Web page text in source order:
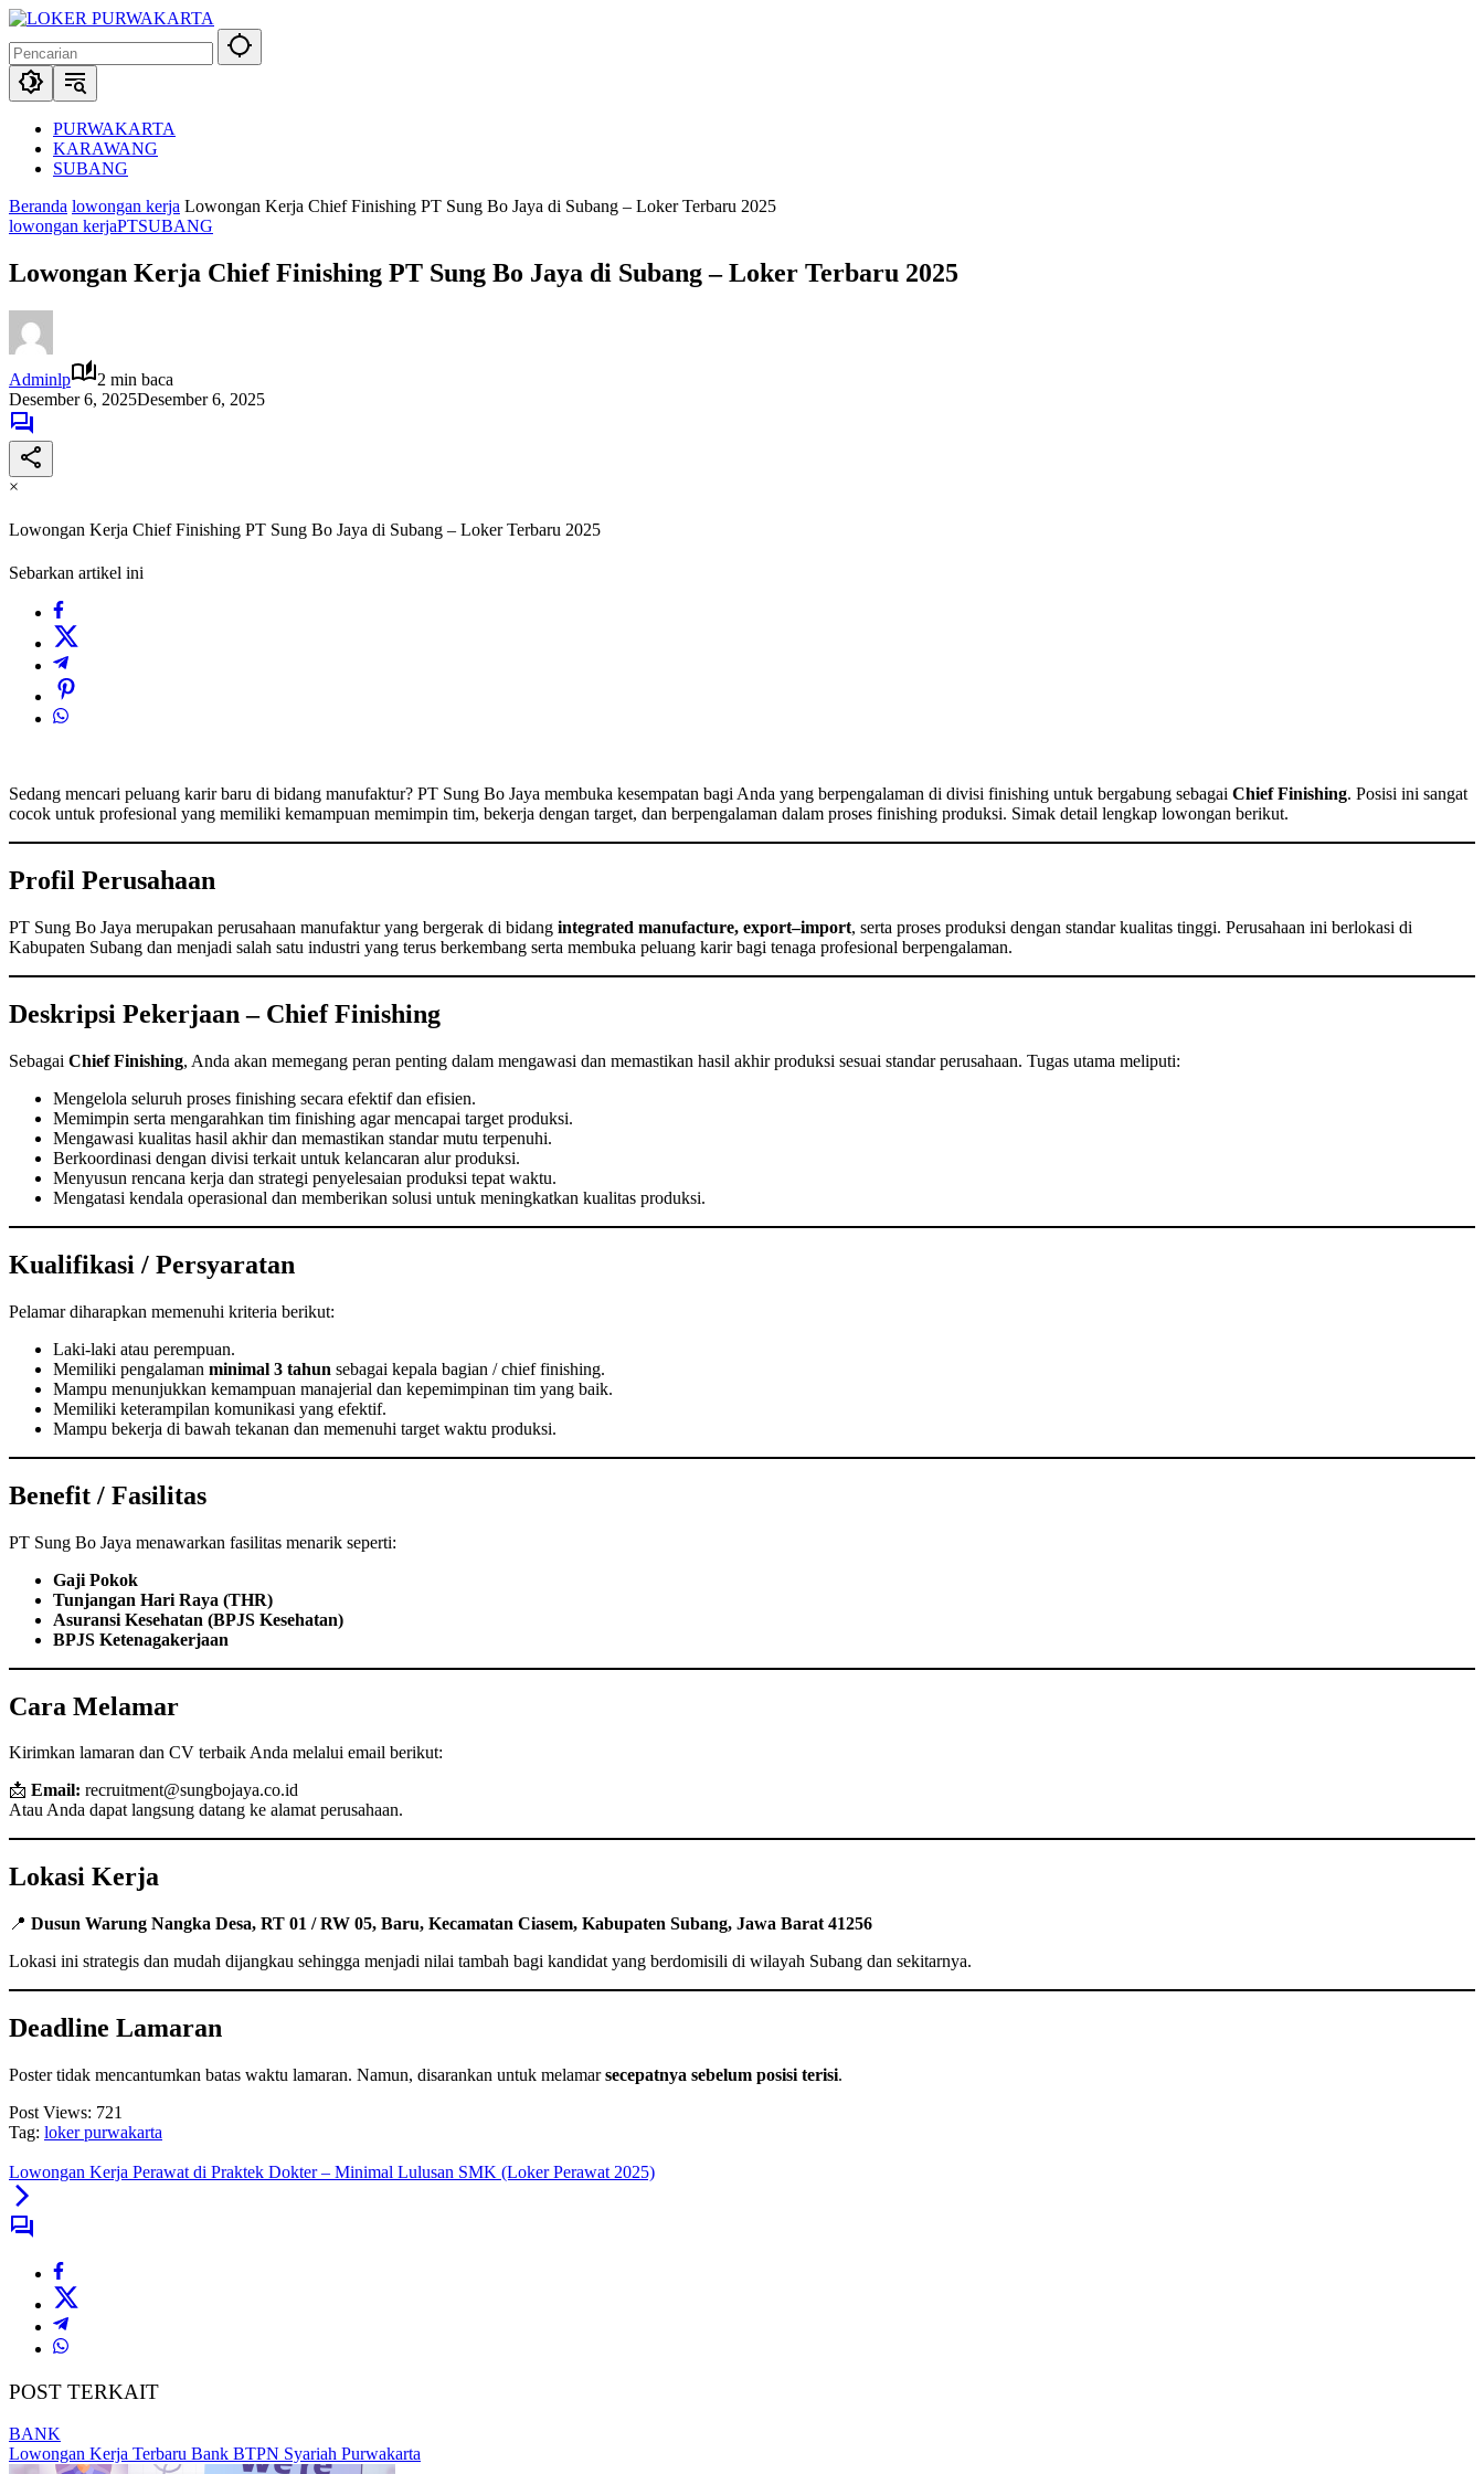
Langsung
konten
PURWAKARTA
KARAWANG
SUBANG
Beranda lowongan kerja Lowongan Kerja Chief Finishing PT Sung Bo Jaya di Subang – Loker Terbaru 2025
lowongan kerjaPTSUBANG
Lowongan Kerja Chief Finishing PT Sung Bo Jaya di Subang – Loker Terbaru 2025
Adminlp
2 min baca
Desember 6, 2025Desember 6, 2025
×
Lowongan Kerja Chief Finishing PT Sung Bo Jaya di Subang – Loker Terbaru 2025
Sebarkan artikel ini
Sedang mencari peluang karir baru di bidang manufaktur? PT Sung Bo Jaya membuka kesempatan bagi Anda yang berpengalaman di divisi finishing untuk bergabung sebagai Chief Finishing. Posisi ini sangat
cocok untuk profesional yang memiliki kemampuan memimpin tim, bekerja dengan target, dan berpengalaman dalam proses finishing produksi. Simak detail lengkap lowongan berikut.
Profil Perusahaan
PT Sung Bo Jaya merupakan perusahaan manufaktur yang bergerak di bidang integrated manufacture, export–import, serta proses produksi dengan standar kualitas tinggi. Perusahaan ini berlokasi di
Kabupaten Subang dan menjadi salah satu industri yang terus berkembang serta membuka peluang karir bagi tenaga profesional berpengalaman.
Deskripsi Pekerjaan – Chief Finishing
Sebagai Chief Finishing, Anda akan memegang peran penting dalam mengawasi dan memastikan hasil akhir produksi sesuai standar perusahaan. Tugas utama meliputi:
Mengelola seluruh proses finishing secara efektif dan efisien.
Memimpin serta mengarahkan tim finishing agar mencapai target produksi.
Mengawasi kualitas hasil akhir dan memastikan standar mutu terpenuhi.
Berkoordinasi dengan divisi terkait untuk kelancaran alur produksi.
Menyusun rencana kerja dan strategi penyelesaian produksi tepat waktu.
Mengatasi kendala operasional dan memberikan solusi untuk meningkatkan kualitas produksi.
Kualifikasi / Persyaratan
Pelamar diharapkan memenuhi kriteria berikut:
Laki-laki atau perempuan.
Memiliki pengalaman minimal 3 tahun sebagai kepala bagian / chief finishing.
Mampu menunjukkan kemampuan manajerial dan kepemimpinan tim yang baik.
Memiliki keterampilan komunikasi yang efektif.
Mampu bekerja di bawah tekanan dan memenuhi target waktu produksi.
Benefit / Fasilitas
PT Sung Bo Jaya menawarkan fasilitas menarik seperti:
Gaji Pokok
Tunjangan Hari Raya (THR)
Asuransi Kesehatan (BPJS Kesehatan)
BPJS Ketenagakerjaan
Cara Melamar
Kirimkan lamaran dan CV terbaik Anda melalui email berikut:
📩 Email: recruitment@sungbojaya.co.id
Atau Anda dapat langsung datang ke alamat perusahaan.
Lokasi Kerja
📍 Dusun Warung Nangka Desa, RT 01 / RW 05, Baru, Kecamatan Ciasem, Kabupaten Subang, Jawa Barat 41256
Lokasi ini strategis dan mudah dijangkau sehingga menjadi nilai tambah bagi kandidat yang berdomisili di wilayah Subang dan sekitarnya.
Deadline Lamaran
Poster tidak mencantumkan batas waktu lamaran. Namun, disarankan untuk melamarsecepatnya sebelum posisi terisi.
Post Views: 721
Tag: loker purwakarta
Lowongan Kerja Perawat di Praktek Dokter – Minimal Lulusan SMK (Loker Perawat 2025)
POST TERKAIT
BANK
Lowongan Kerja Terbaru Bank BTPN Syariah Purwakarta